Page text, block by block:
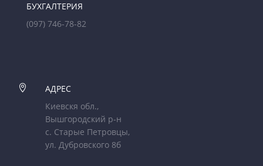
БУХГАЛТЕРИЯ
(097) 746-78-82

АДРЕС
Киевскя обл.,
Вышгородский р-н
с. Старые Петровцы,
ул. Дубровского 8б